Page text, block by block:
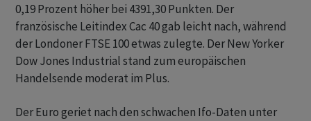
0,19 Prozent höher bei 4391,30 Punkten. Der
französische Leitindex Cac 40 gab leicht nach, während
der Londoner FTSE 100 etwas zulegte. Der New Yorker
Dow Jones Industrial stand zum europäischen
Handelsende moderat im Plus.
Der Euro geriet nach den schwachen Ifo-Daten unter